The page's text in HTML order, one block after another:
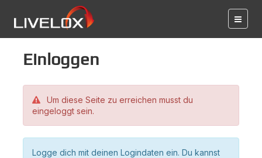
Einloggen
Um diese Seite zu erreichen musst du
eingeloggt sein.
Logge dich mit deinen Logindaten ein. Du kannst